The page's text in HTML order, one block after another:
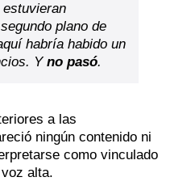
plano de
habría habido un
Y no pasó.
a las
ningún contenido ni
como vinculado
alta.